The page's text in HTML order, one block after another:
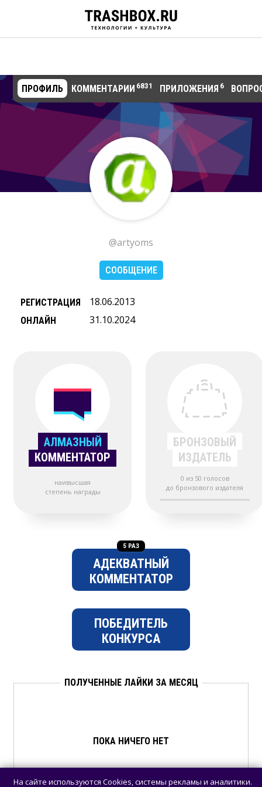
ПРОФИЛЬ КОММЕНТАРИИ 6831 ПРИЛОЖЕНИЯ 6
@artyoms
СООБЩЕНИЕ
РЕГИСТРАЦИЯ 18.06.2013
ОНЛАЙН 31.10.2024
АЛМАЗНЫЙ
КОММЕНТАТОР
наивысшая
степень награды
БРОНЗОВЫЙ
ИЗДАТЕЛЬ
0 из 50 голосов
до бронзового издателя
5 РАЗ
АДЕКВАТНЫЙ
КОММЕНТАТОР
ПОБЕДИТЕЛЬ
КОНКУРСА
ПОЛУЧЕННЫЕ ЛАЙКИ ЗА МЕСЯЦ
ПОКА НИЧЕГО НЕТ
На сайте используются Cookies, системы рекламы и аналитики.